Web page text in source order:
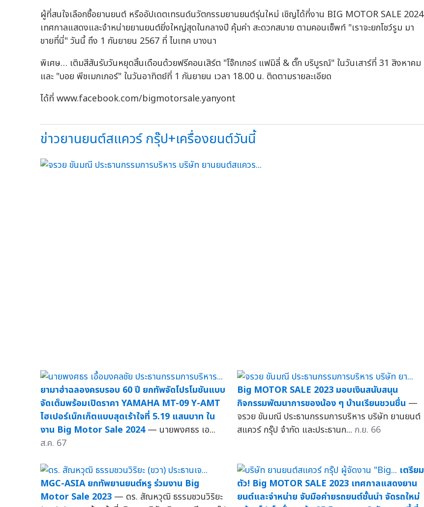
ผู้ที่สนใจเลือกซื้อยานยนต์ หรืออัปเดตเทรนด์นวัตกรรมยานยนต์รุ่นใหม่ เชิญได้ที่งาน BIG MOTOR SALE 2024
เทศกาลแสดงและจำหน่ายยานยนต์ยิ่งใหญ่สุดในกลางปี คุ้มค่า สะดวกสบาย ตามคอนเซ็พท์ "เราจะยกโชว์รูม มา
ขายที่นี่" วันนี้ ถึง 1 กันยายน 2567 ที่ ไบเทค บางนา
พิเศษ… เติมสีสันรับวันหยุดสิ้นเดือนด้วยฟรีคอนเสิร์ต "โจ๊กเกอร์ แฟมิลี่ & ตั๊ก บริบูรณ์" ในวันเสาร์ที่ 31 สิงหาคม
และ "บอย พีชเมกเกอร์" ในวันอาทิตย์ที่ 1 กันยายน เวลา 18.00 น. ติดตามรายละเอียด
ได้ที่ www.facebook.com/bigmotorsale.yanyont
ข่าวยานยนต์สแควร์ กรุ๊ป+เครื่องยนต์วันนี้
ยามาฮ่าฉลองครบรอบ 60 ปี ยกทัพจัดโปรโมชันแบบ
จัดเต็มพร้อมเปิดราคา YAMAHA MT-09 Y-AMT
ไฮเปอร์เน็กเก็ตแบบสุดเร้าใจที่ 5.19 แสนบาท ใน
งาน Big Motor Sale 2024 — นายพงศธร เอ...
ส.ค. 67
Big MOTOR SALE 2023 มอบเงินสนับสนุน
กิจกรรมพัฒนาการของน้อง ๆ บ้านเรียนชวนชื่น —
จรวย ขันมณี ประธานกรรมการบริหาร บริษัท ยานยนต์
สแควร์ กรุ๊ป จำกัด และประธานก... ก.ย. 66
MGC-ASIA ยกทัพยานยนต์หรู ร่วมงาน Big
Motor Sale 2023 — ดร. สัณหวุฒิ ธรรมชวนวิริยะ
เตรียม
ตัว! Big MOTOR SALE 2023 เทศกาลแสดงยาน
ยนต์และจำหน่าย จับมือค่ายรถยนต์ชั้นนำ จัดรถใหม่